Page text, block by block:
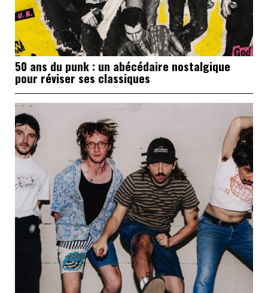
50 ans du punk : un abécédaire nostalgique
pour réviser ses classiques